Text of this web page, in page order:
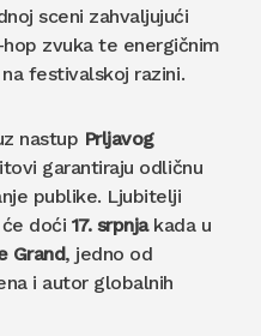
sceni zahvaljujući
zvuka te energičnim
festivalskoj razini.
nastup Prljavog
garantiraju odličnu
publike. Ljubitelji
doći 17. srpnjakada u
Grand, jedno od
i autor globalnih